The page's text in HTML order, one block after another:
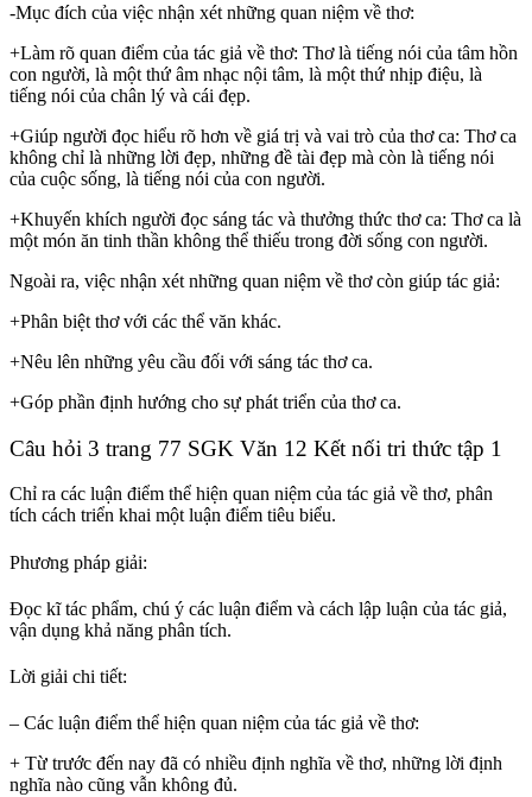
-Mục đích của việc nhận xét những quan niệm về thơ:
+Làm rõ quan điểm của tác giả về thơ: Thơ là tiếng nói của tâm hồn
con người, là một thứ âm nhạc nội tâm, là một thứ nhịp điệu, là
tiếng nói của chân lý và cái đẹp.
+Giúp người đọc hiểu rõ hơn về giá trị và vai trò của thơ ca: Thơ ca
không chỉ là những lời đẹp, những đề tài đẹp mà còn là tiếng nói
của cuộc sống, là tiếng nói của con người.
+Khuyến khích người đọc sáng tác và thưởng thức thơ ca: Thơ ca là
một món ăn tinh thần không thể thiếu trong đời sống con người.
Ngoài ra, việc nhận xét những quan niệm về thơ còn giúp tác giả:
+Phân biệt thơ với các thể văn khác.
+Nêu lên những yêu cầu đối với sáng tác thơ ca.
+Góp phần định hướng cho sự phát triển của thơ ca.
Câu hỏi 3 trang 77 SGK Văn 12 Kết nối tri thức tập 1
Chỉ ra các luận điểm thể hiện quan niệm của tác giả về thơ, phân
tích cách triển khai một luận điểm tiêu biểu.
Phương pháp giải:
Đọc kĩ tác phẩm, chú ý các luận điểm và cách lập luận của tác giả,
vận dụng khả năng phân tích.
Lời giải chi tiết:
– Các luận điểm thể hiện quan niệm của tác giả về thơ:
+ Từ trước đến nay đã có nhiều định nghĩa về thơ, những lời định
nghĩa nào cũng vẫn không đủ.